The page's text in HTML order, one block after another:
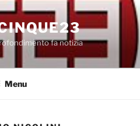
fa notizia
Menu